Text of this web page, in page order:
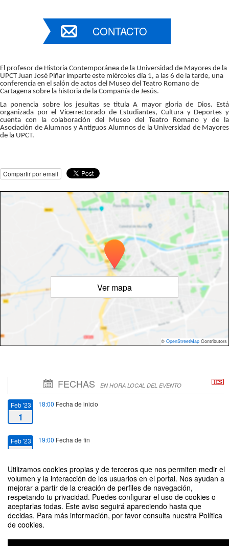
Utilizamos cookies propias y de terceros que nos permiten medir el
volumen y la interacción de los usuarios en el portal. Nos ayudan a
mejorar a partir de la creación de perfiles de navegación,
respetando tu privacidad. Puedes configurar el uso de cookies o
aceptarlas todas. Este aviso seguirá apareciendo hasta que
decidas. Para más información, por favor consulta nuestra Política
de cookies.
CONTACTO
El profesor de Historia Contemporánea de la Universidad de Mayores de la
UPCT Juan José Piñar imparte este miércoles día 1, a las 6 de la tarde, una
conferencia en el salón de actos del Museo del Teatro Romano de
Cartagena sobre la historia de la Compañía de Jesús.
La ponencia sobre los jesuitas se titula A mayor gloria de Dios. Está
organizada por el Vicerrectorado de Estudiantes, Cultura y Deportes y
cuenta con la colaboración del Museo del Teatro Romano y de la
Asociación de Alumnos y Antiguos Alumnos de la Universidad de Mayores
de la UPCT.
Compartir por email
Ver mapa
© OpenStreetMap Contributors
FECHAS EN HORA LOCAL DEL EVENTO
Feb '23
1
18:00 Fecha de inicio
Feb '23 19:00 Fecha de fin
Conferencia. La Compañía de Jesús